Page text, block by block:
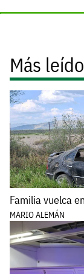
Más
Familia vuelca
MARIO ALEMÁN